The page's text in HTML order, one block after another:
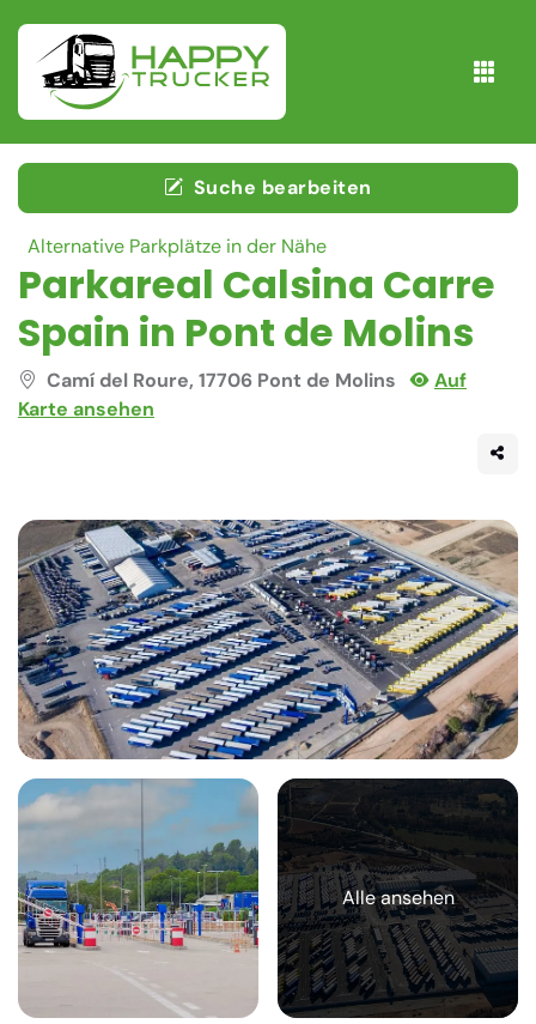
Suche bearbeiten
Alternative Parkplätze in der Nähe
Parkareal Calsina Carre
Spain in Pont de Molins
Camí del Roure, 17706 Pont de Molins
Auf
Karte ansehen